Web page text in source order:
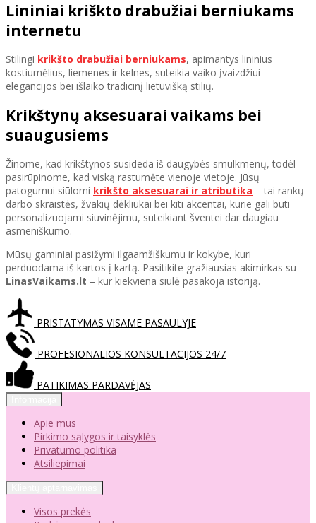
Lininiai kriškto drabužiai berniukams
internetu
Stilingi krikšto drabužiai berniukams, apimantys lininius
kostiumėlius, liemenes ir kelnes, suteikia vaiko įvaizdžiui
elegancijos bei išlaiko tradicinį lietuvišką stilių.
Krikštynų aksesuarai vaikams bei
suaugusiems
Žinome, kad krikštynos susideda iš daugybės smulkmenų, todėl
pasirūpinome, kad viską rastumėte vienoje vietoje. Jūsų
patogumui siūlomi krikšto aksesuarai ir atributika – tai rankų
darbo skraistės, žvakių dėkliukai bei kiti akcentai, kurie gali būti
personalizuojami siuvinėjimu, suteikiant šventei dar daugiau
asmeniškumo.
Mūsų gaminiai pasižymi ilgaamžiškumu ir kokybe, kuri
perduodama iš kartos į kartą. Pasitikite gražiausias akimirkas su
LinasVaikams.lt – kur kiekviena siūlė pasakoja istoriją.
PRISTATYMAS VISAME PASAULYJE
PROFESIONALIOS KONSULTACIJOS 24/7
PATIKIMAS PARDAVĖJAS
Apie mus
Pirkimo sąlygos ir taisyklės
Privatumo politika
Atsiliepimai
Visos prekės